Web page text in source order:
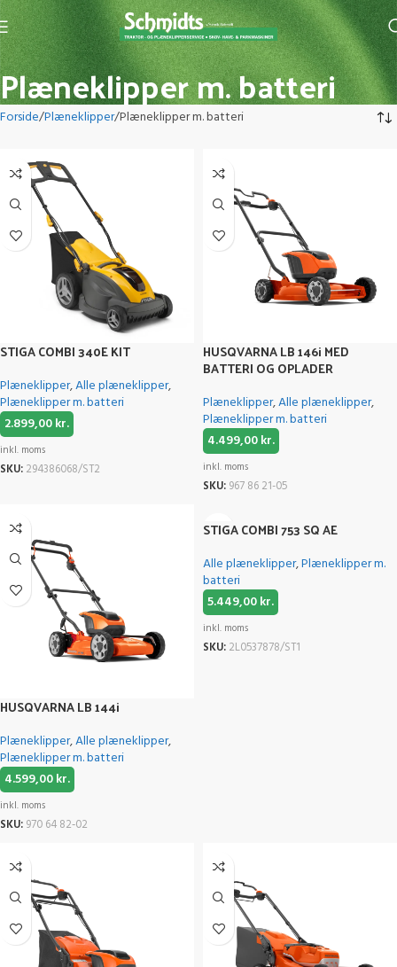
Plæneklipper m. batteri
Forside Plæneklipper Plæneklipper m. batteri
STIGA COMBI 340E KIT
Plæneklipper,Alle plæneklipper,
Plæneklipper m. batteri
2.899,00kr.
inkl. moms
SKU: 294386068/ST2
HUSQVARNA LB 146i MED
BATTERI OG OPLADER
Plæneklipper,Alle plæneklipper,
Plæneklipper m. batteri
4.499,00kr.
inkl. moms
SKU: 967 86 21-05
HUSQVARNA LB 144i
Plæneklipper,Alle plæneklipper,
Plæneklipper m. batteri
4.599,00kr.
inkl. moms
SKU: 970 64 82‑02
STIGA COMBI 753 SQ AE
Alle plæneklipper,Plæneklipper m.
batteri
5.449,00kr.
inkl. moms
SKU: 2L0537878/ST1